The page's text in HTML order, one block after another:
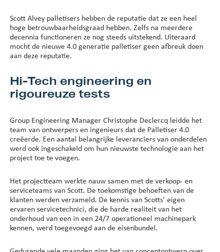
Scott Alvey palletisers hebben de reputatie dat ze een heel
hoge betrouwbaarheidsgraad hebben. Zelfs na meerdere
decennia functioneren ze nog steeds uitstekend. Uiteraard
mocht de nieuwe 4.0 generatie palletiser geen afbreuk doen
aan deze reputatie.
Hi-Tech engineering en
rigoureuze tests
Group Engineering Manager Christophe Declercq leidde het
team van ontwerpers en ingenieurs dat de Palletiser 4.0
creëerde. Een aantal belangrijke leveranciers van onderdelen
werd ook ingeschakeld om hun nieuwste technologie aan het
project toe te voegen.
Het projectteam werkte nauw samen met de verkoop- en
serviceteams van Scott. De toekomstige behoeften van de
klanten werden verzameld. De kennis van Scotts' eigen
ervaren servicetechnici, die de harde realiteit van het
onderhoud van een in een 24/7 operationeel machinepark
kennen, werd toegevoegd aan de eisenbundel.